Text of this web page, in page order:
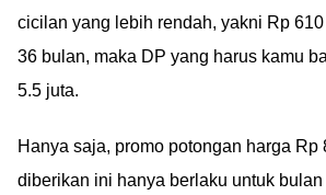
cicilan yang lebih rendah, yakni Rp
36 bulan, maka DP yang harus kamu
5.5 juta.
Hanya saja, promo potongan harga Rp
diberikan ini hanya berlaku untuk